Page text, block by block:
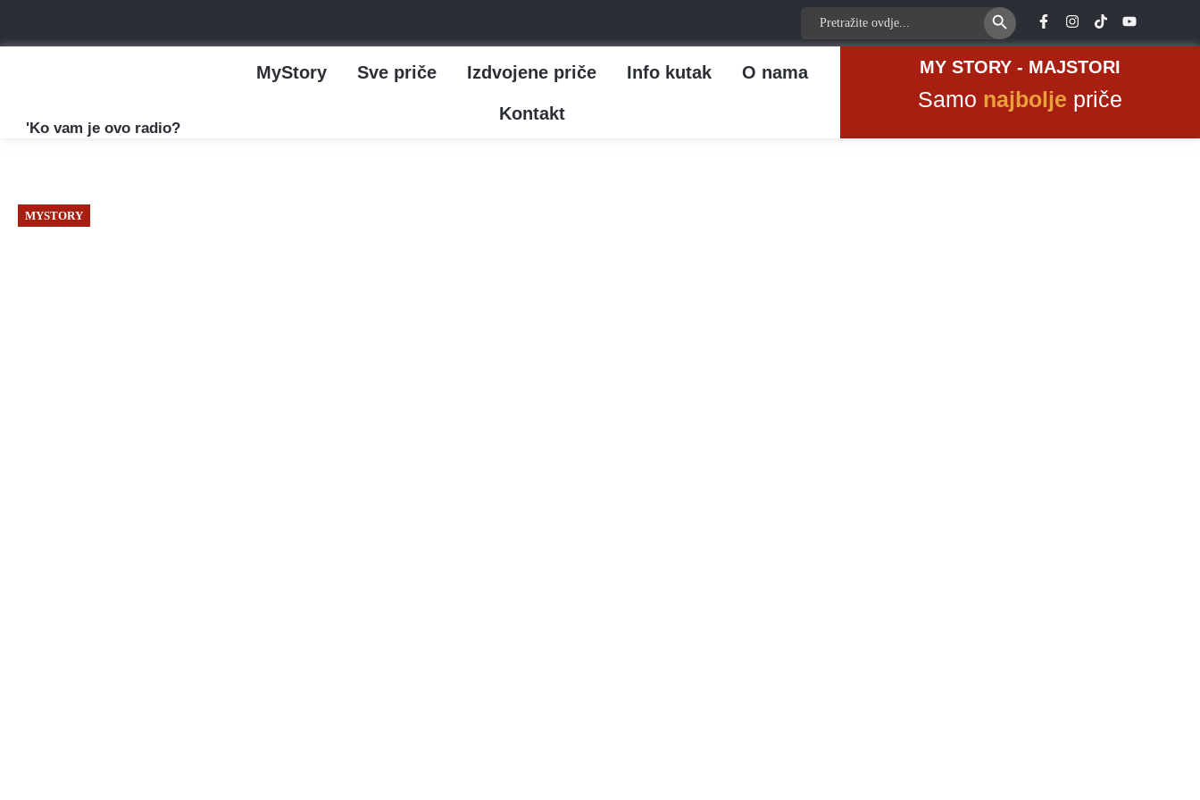
Search
for:
Search Button
'Ko vam je ovo radio?
MyStory Sve priče Izdvojene priče Info kutak O nama
Kontakt
MY STORY - MAJSTORI
Samo najbolje priče
MYSTORY